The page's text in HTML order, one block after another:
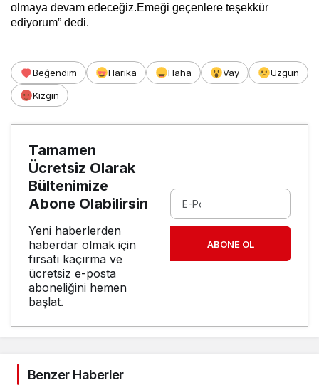
olmaya devam edeceğiz.Emeği geçenlere teşekkür
ediyorum” dedi.
Beğendim Harika Haha Vay
Üzgün
Kızgın
Tamamen
Ücretsiz Olarak
Bültenimize
Abone Olabilirsin
Yeni haberlerden
haberdar olmak için
fırsatı kaçırma ve
ücretsiz e-posta
aboneliğini hemen
başlat.
ABONE OL
Benzer Haberler